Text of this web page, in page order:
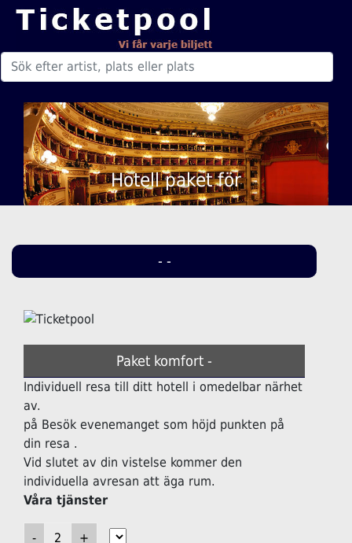
Hotell paket för
- -
Paket komfort -
Individuell resa till ditt hotell i omedelbar närhet
av.
på Besök evenemanget som höjd punkten på
din resa .
Vid slutet av din vistelse kommer den
individuella avresan att äga rum.
Våra tjänster